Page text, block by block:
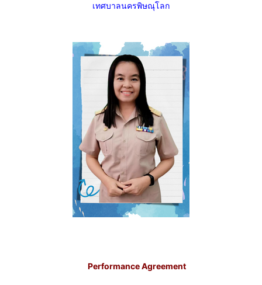
เทศบาลนครพิษณุโลก
Performance Agreement